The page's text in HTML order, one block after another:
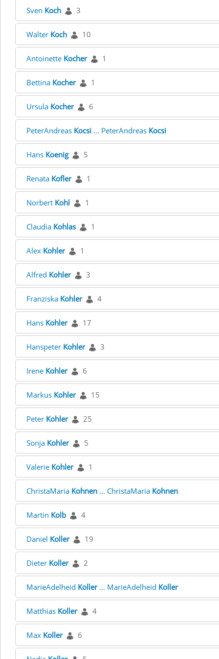
Sven Koch 3
Walter Koch 10
Antoinette Kocher 1
Bettina Kocher 1
Ursula Kocher 6
PeterAndreas Kocsi ... PeterAndreas Kocsi
Hans Koenig 5
Renata Kofler 1
Norbert Kohl 1
Claudia Kohlas 1
Alex Kohler 1
Alfred Kohler 3
Franziska Kohler 4
Hans Kohler 17
Hanspeter Kohler 3
Irene Kohler 6
Markus Kohler 15
Peter Kohler 25
Sonja Kohler 5
Valerie Kohler 1
ChristaMaria Kohnen ... ChristaMaria Kohnen
Martin Kolb 4
Daniel Koller 19
Dieter Koller 2
MarieAdelheid Koller... MarieAdelheid Koller
Matthias Koller 4
Max Koller 6